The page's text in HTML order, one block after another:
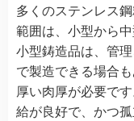
多くのステンレス
範囲は、小型から
小型鋳造品は、管
で製造できる場合
厚い肉厚が必要で
給が良好で、かつ